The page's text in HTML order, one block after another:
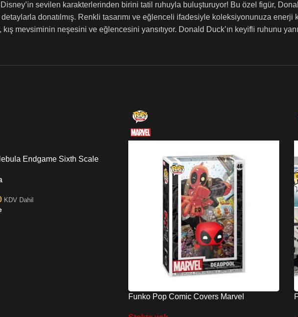
sevilen karakterlerinden birini tatil ruhuyla buluşturuyor! Bu özel figür,
donatılmış. Renkli tasarımı ve eğlenceli ifadesiyle koleksiyonunuza
mevsiminin neşesini ve eğlencesini yansıtıyor. Donald Duck’ın keyifli ruhunu
Endgame Sixth Scale
KDV Dahil
Funko Pop Comic Covers Marvel